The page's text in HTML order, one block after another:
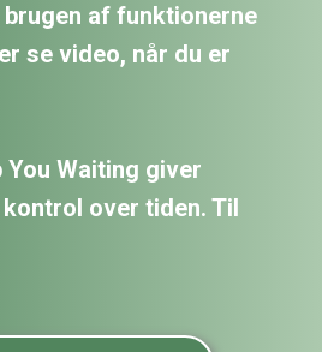
af funktionerne
se video, når du er
You Waiting giver
over tiden. Til